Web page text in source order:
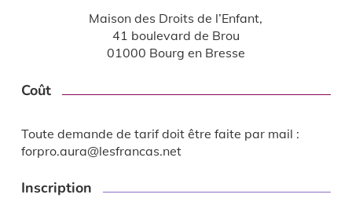
Maison des Droits de l’Enfant,
41 boulevard de Brou
01000 Bourg en Bresse
Coût
Toute demande de tarif doit être faite par mail :
forpro.aura@lesfrancas.net
Inscription